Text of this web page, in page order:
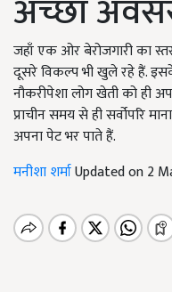
अच्छा
जहाँ एक ओर बेरोजगारी का
दूसरे विकल्प भी खुले रहे हैं.
नौकरीपेशा लोग खेती को ही
प्राचीन समय से ही सर्वोपरि
अपना पेट भर पाते हैं.
मनीशा शर्माUpdated on 2